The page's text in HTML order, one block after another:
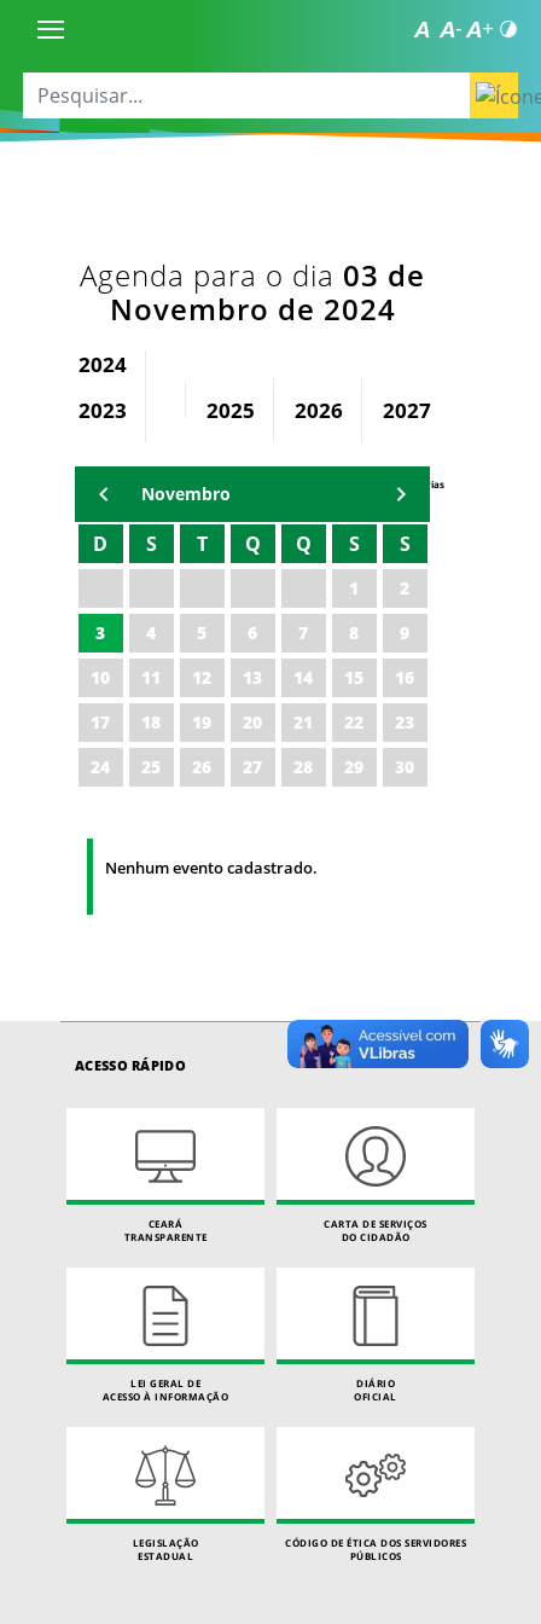
Agenda para o dia 03 de
Novembro de 2024
2024
2023
2025 2026 2027
Agenda Secretárias
Novembro
D S T Q Q S S
1
2
3
4 5 6 7 8
9
10
11 12 13 14 15
16
17
18 19 20 21 22
23
24
25 26 27 28 29 30
Nenhum evento cadastrado.
ACESSO RÁPIDO
CEARÁ
TRANSPARENTE
CARTA DE SERVIÇOS
DO CIDADÃO
LEI GERAL DE
ACESSO À INFORMAÇÃO
DIÁRIO
OFICIAL
LEGISLAÇÃO
ESTADUAL
CÓDIGO DE ÉTICA DOS SERVIDORES
PÚBLICOS